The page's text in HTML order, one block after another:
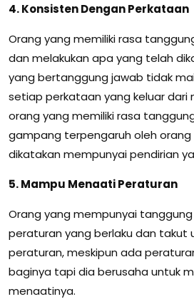
4. Konsisten Dengan Perkataan
Orang yang memiliki rasa
dan melakukan apa yang telah
yang bertanggung jawab tidak
setiap perkataan yang keluar dari
orang yang memiliki rasa
gampang terpengaruh oleh orang
dikatakan mempunyai pendirian
5. Mampu Menaati Peraturan
Orang yang mempunyai
peraturan yang berlaku dan takut
peraturan, meskipun ada
baginya tapi dia berusaha untuk
menaatinya.